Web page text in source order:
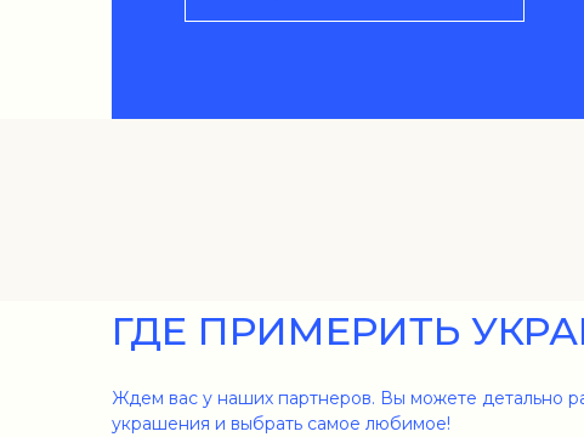
ГДЕ ПРИМЕРИТЬ
Ждем вас у наших партнеров. Вы можете детально
украшения и выбрать самое любимое!